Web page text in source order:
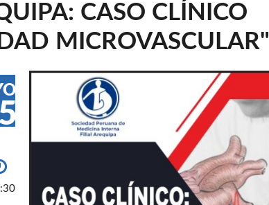
CASO CLÍNICO
MICROVASCULAR"